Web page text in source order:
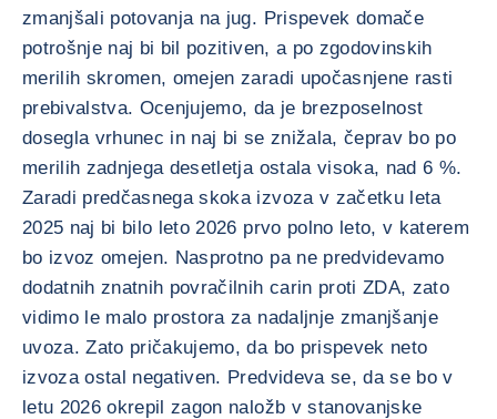
zmanjšali potovanja na jug. Prispevek domače
potrošnje naj bi bil pozitiven, a po zgodovinskih
merilih skromen, omejen zaradi upočasnjene rasti
prebivalstva. Ocenjujemo, da je brezposelnost
dosegla vrhunec in naj bi se znižala, čeprav bo po
merilih zadnjega desetletja ostala visoka, nad 6 %.
Zaradi predčasnega skoka izvoza v začetku leta
2025 naj bi bilo leto 2026 prvo polno leto, v katerem
bo izvoz omejen. Nasprotno pa ne predvidevamo
dodatnih znatnih povračilnih carin proti ZDA, zato
vidimo le malo prostora za nadaljnje zmanjšanje
uvoza. Zato pričakujemo, da bo prispevek neto
izvoza ostal negativen. Predvideva se, da se bo v
letu 2026 okrepil zagon naložb v stanovanjske